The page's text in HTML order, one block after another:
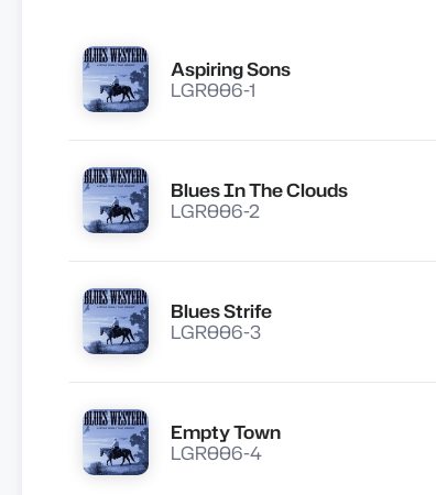
Lire
Aspiring Sons
LGR006-1
Lire
Blues In The Clouds
LGR006-2
Lire
Blues Strife
LGR006-3
Lire
Empty Town
LGR006-4